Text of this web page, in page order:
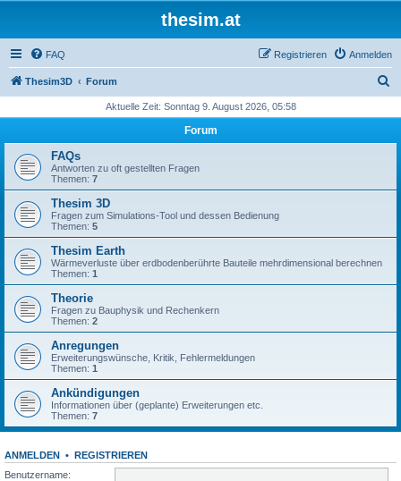
thesim.at
FAQ Anmelden
Registrieren
Thesim3D Forum
h
Aktuelle Zeit: Sonntag 9. August 2026, 05:58
Forum
FAQs
Antworten zu oft gestellten Fragen
Themen: 7
Thesim 3D
Fragen zum Simulations-Tool und dessen Bedienung
Themen: 5
Thesim Earth
Wärmeverluste über erdbodenberührte Bauteile mehrdimensional berechnen
Themen: 1
Theorie
Fragen zu Bauphysik und Rechenkern
Themen: 2
Anregungen
Erweiterungswünsche, Kritik, Fehlermeldungen
Themen: 1
Ankündigungen
Informationen über (geplante) Erweiterungen etc.
Themen: 7
ANMELDEN • REGISTRIEREN
Benutzername: